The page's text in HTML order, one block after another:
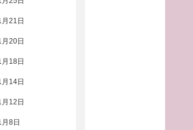
21日
20日
18日
14日
12日
8日